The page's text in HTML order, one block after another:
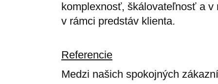
komplexnosť, škálovateľnosť a
v rámci predstáv klienta.
Referencie
Medzi našich spokojných